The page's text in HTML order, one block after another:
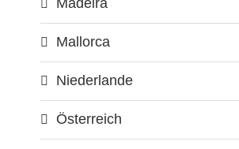
Madeira
Mallorca
Niederlande
Österreich